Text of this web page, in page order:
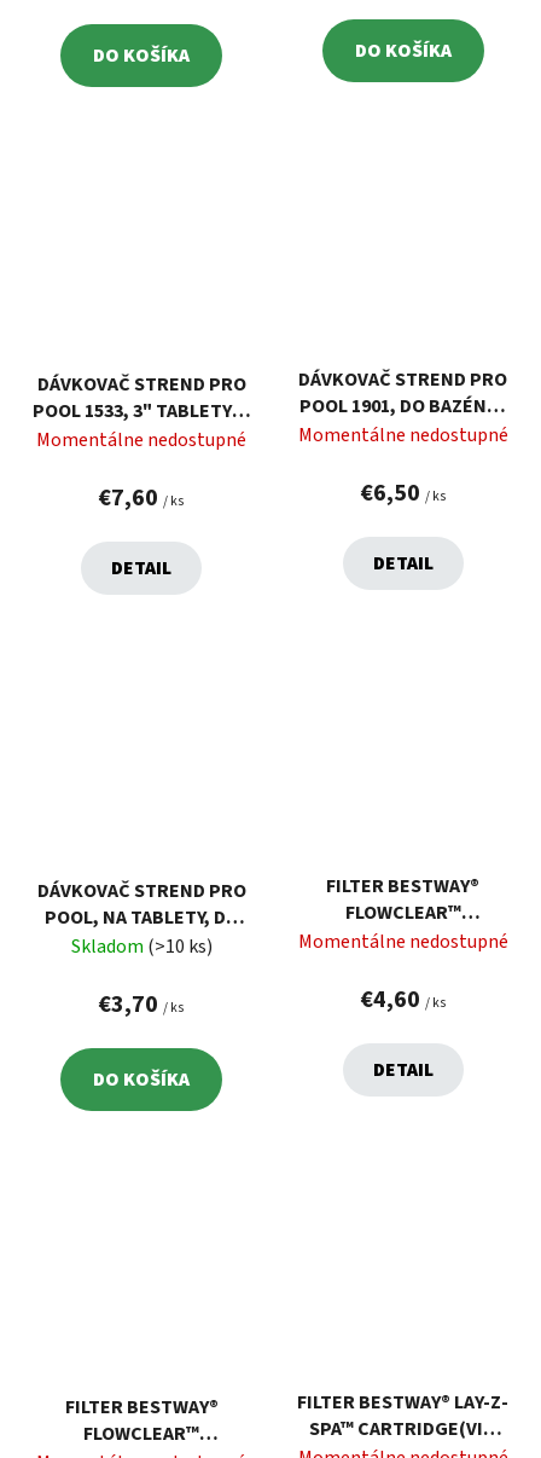
DO KOŠÍKA DO KOŠÍKA
DÁVKOVAČ STREND PRO
POOL 1533, 3" TABLETY, S
TEPLOMEROM, DO
Momentálne nedostupné
€7,60 / ks
DETAIL
DÁVKOVAČ STREND PRO
POOL 1901, DO BAZÉNU,
3" TABLETY
Momentálne nedostupné
€6,50 / ks
DETAIL
DÁVKOVAČ STREND PRO
POOL, NA TABLETY, DO
BAZÉNU, 127 MM
Skladom (>10 ks)
€3,70 / ks
DO KOŠÍKA
FILTER BESTWAY®
FLOWCLEAR™
CARTRIDGE(I) 58093,
1249 LIT
Momentálne nedostupné
€4,60 / ks
DETAIL
FILTER BESTWAY®
FLOWCLEAR™
FILTER BESTWAY® LAY-Z-
SPA™ CARTRIDGE(VI),